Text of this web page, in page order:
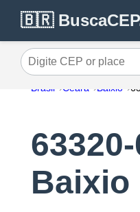
🇧🇷
Digite CEP or place
Brasil Ceara Baixio
Baixio